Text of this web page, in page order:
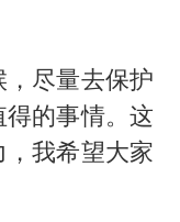
尽量去保护
的事情。这
我希望大家